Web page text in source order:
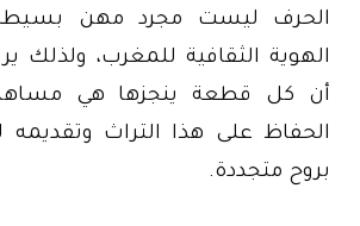
الحرف ليست مجرد مهن
الهوية الثقافية للمغرب، ولذلك
أن كل قطعة ينجزها هي
الحفاظ على هذا التراث وتقديمه
بروح متجددة.